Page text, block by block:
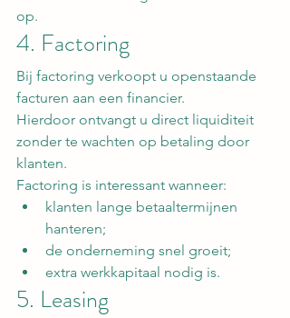
op.
4. Factoring
Bij factoring verkoopt u openstaande
facturen aan een financier.
Hierdoor ontvangt u direct liquiditeit
zonder te wachten op betaling door
klanten.
Factoring is interessant wanneer:
klanten lange betaaltermijnen
hanteren;
de onderneming snel groeit;
extra werkkapitaal nodig is.
5. Leasing